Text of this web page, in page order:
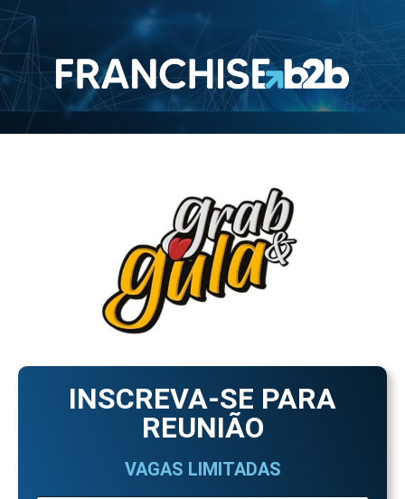
INSCREVA-SE PARA
REUNIÃO
VAGAS LIMITADAS